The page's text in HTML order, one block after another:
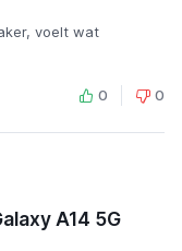
voelt wat
0 0
A14 5G